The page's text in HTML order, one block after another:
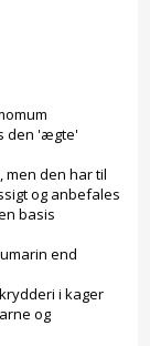
den 'ægte'
men den har til
og anbefales
basis
end
i kager
og